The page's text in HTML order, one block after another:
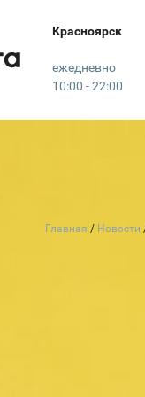
Красноярск
ежедневно
10:00 - 22:00
Главная Новости